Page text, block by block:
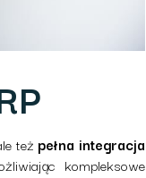
też pełna integracja
kompleksowe